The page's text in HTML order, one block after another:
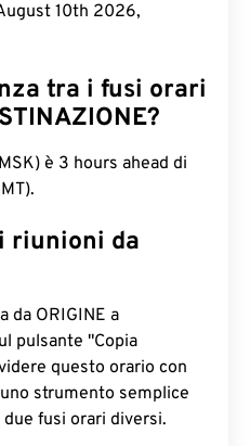
10th 2026,
tra i fusi orari
è 3 hours ahead di
riunioni da
da ORIGINE a
pulsante "Copia
questo orario con
strumento semplice
fusi orari diversi.